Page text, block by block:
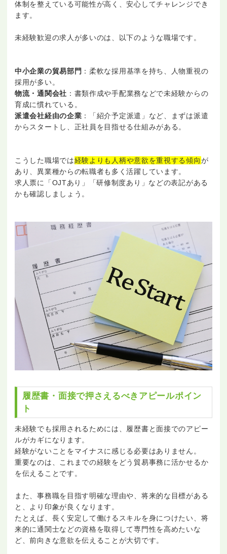
体制を整えている可能性が高く、安心してチャレンジでき
ます。
未経験歓迎の求人が多いのは、以下のような職場です。
中小企業の貿易部門 ：柔軟な採用基準を持ち、人物重視の
採用が多い。
物流・通関会社 ：書類作成や手配業務などで未経験からの
育成に慣れている。
派遣会社経由の企業 ：「紹介予定派遣」など、まずは派遣
からスタートし、正社員を目指せる仕組みがある。
こうした職場では経験よりも人柄や意欲を重視する傾向が
あり、異業種からの転職者も多く活躍しています。
求人票に「OJTあり」「研修制度あり」などの表記がある
かも確認しましょう。
履歴書・面接で押さえるべきアピールポイン
ト
未経験でも採用されるためには、履歴書と面接でのアピー
ルがカギになります。
経験がないことをマイナスに感じる必要はありません。
重要なのは、これまでの経験をどう貿易事務に活かせるか
を伝えることです。
また、事務職を目指す明確な理由や、将来的な目標がある
と、より印象が良くなります。
たとえば、長く安定して働けるスキルを身につけたい、将
来的に通関士などの資格を取得して専門性を高めたいな
ど、前向きな意欲を伝えることが大切です。